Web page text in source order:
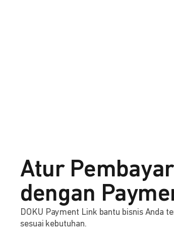
Atur
dengan
DOKU Payment Link bantu bisnis Anda
sesuai kebutuhan.